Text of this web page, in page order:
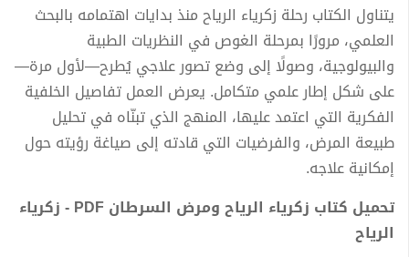
يتناول الكتاب رحلة زكرياء الرياح منذ بدايات اهتمامه بالبحث
العلمي، مرورًا بمرحلة الغوص في النظريات الطبية
والبيولوجية، وصولًا إلى وضع تصور علاجي يُطرح—لأول مرة—
على شكل إطار علمي متكامل. يعرض العمل تفاصيل الخلفية
الفكرية التي اعتمد عليها، المنهج الذي تبنّاه في تحليل
طبيعة المرض، والفرضيات التي قادته إلى صياغة رؤيته حول
إمكانية علاجه.
تحميل كتاب زكرياء الرياح ومرض السرطان PDF - زكرياء
الرياح